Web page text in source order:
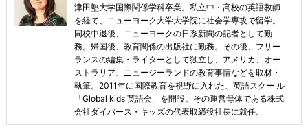
津田塾大学国際関係学科卒業。私立中・高校の英語教師
を経て、ニューヨーク大学大学院に社会学専攻で留学。
同校中退後、ニューヨークの日系新聞の記者として勤
務。帰国後、教育関係の出版社に勤務。その後、フリー
ランスの編集・ライターとして独立し、アメリカ、オー
ストラリア、ニュージーランドの教育事情などを取材・
執筆。2011年に国際教育を視野に入れた、英語スクー ル
「Global kids 英語会」を開設。その運営母体である株式
会社ダイバース・キッズの代表取締役社長に就任。